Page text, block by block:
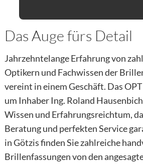
Das Auge fürs Detail
Jahrzehntelange Erfahrung von
Optikern und Fachwissen der
vereint in einem Geschäft. Das
um Inhaber Ing. Roland
Wissen und Erfahrungsreichtum,
Beratung und perfekten Service
in Götzis finden Sie zahlreiche
Brillenfassungen von den